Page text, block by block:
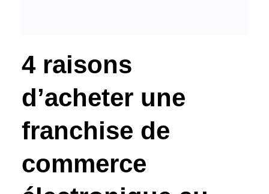
4 raisons
d’acheter une
franchise de
commerce